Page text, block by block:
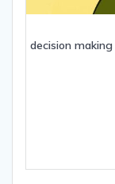
decision